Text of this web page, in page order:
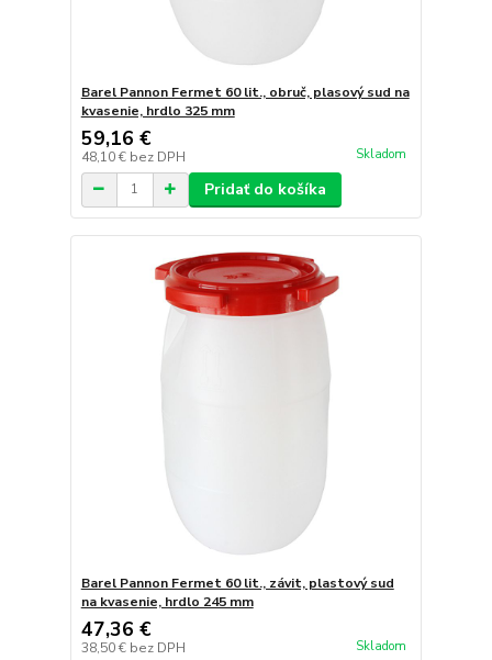
Barel Pannon Fermet 60 lit., obruč, plasový sud na
kvasenie, hrdlo 325 mm
59,16 €
48,10 € bez DPH Skladom
Pridať do košíka
Barel Pannon Fermet 60 lit., závit, plastový sud
na kvasenie, hrdlo 245 mm
47,36 €
38,50 € bez DPH Skladom